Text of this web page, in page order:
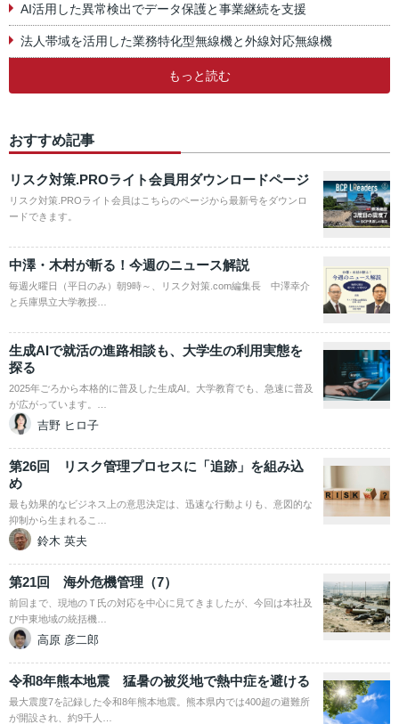
AI活用した異常検出でデータ保護と事業継続を支援
法人帯域を活用した業務特化型無線機と外線対応無線機
もっと読む
おすすめ記事
リスク対策.PROライト会員用ダウンロードページ
リスク対策.PROライト会員はこちらのページから最新号をダウンロ
ードできます。
中澤・木村が斬る！今週のニュース解説
毎週火曜日（平日のみ）朝9時～、リスク対策.com編集長 中澤幸介
と兵庫県立大学教授…
生成AIで就活の進路相談も、大学生の利用実態を
探る
2025年ごろから本格的に普及した生成AI。大学教育でも、急速に普及
が広がっています。…
吉野 ヒロ子
第26回 リスク管理プロセスに「追跡」を組み込
め
最も効果的なビジネス上の意思決定は、迅速な行動よりも、意図的な
抑制から生まれるこ…
鈴木 英夫
第21回 海外危機管理（7）
前回まで、現地のＴ氏の対応を中心に見てきましたが、今回は本社及
び中東地域の統括機…
高原 彦二郎
令和8年熊本地震 猛暑の被災地で熱中症を避ける
最大震度7を記録した令和8年熊本地震。熊本県内では400超の避難所
が開設され、約9千人…